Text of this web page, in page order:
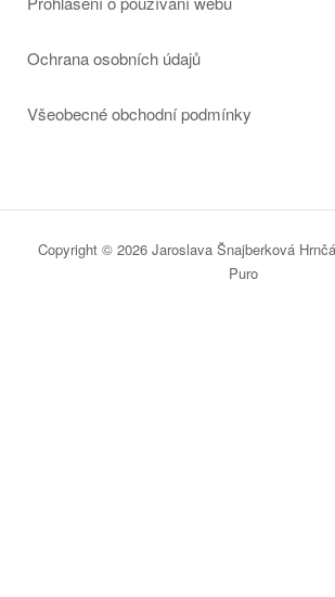
Ochrana osobních údajů
Všeobecné obchodní podmínky
Copyright © 2026 Jaroslava Šnajberková
Puro